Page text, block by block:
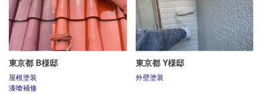
東京都 B様邸
屋根塗装
漆喰補修
東京都 Y様邸
外壁塗装